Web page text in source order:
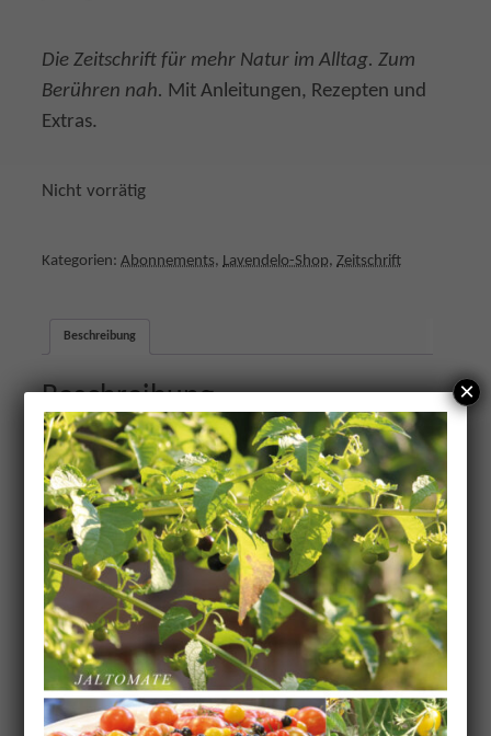
Die Zeitschrift für mehr Natur im Alltag. Zum
Berühren nah. Mit Anleitungen, Rezepten und
Extras.
Nicht vorrätig
Kategorien: Abonnements, Lavendelo-Shop, Zeitschrift
Beschreibung
Beschreibung
Dein Lavendelo im Abo:
die Zeitschrift für mehr Natur erleben
mit Artikeln und Anleitungen für
naturverbundene Seelen von kreativen
Geistern
zum Berühren nah: mit Beilagen zum
Anfassen und Sammeln: Kräuterkarten,
Faserproben, Schnittmuster oder
×